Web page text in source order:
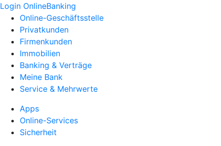
Login OnlineBanking
Online-Geschäftsstelle
Privatkunden
Firmenkunden
Immobilien
Banking & Verträge
Meine Bank
Service & Mehrwerte
Apps
Online-Services
Sicherheit